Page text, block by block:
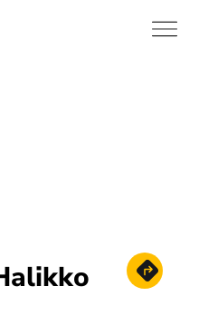
Hae